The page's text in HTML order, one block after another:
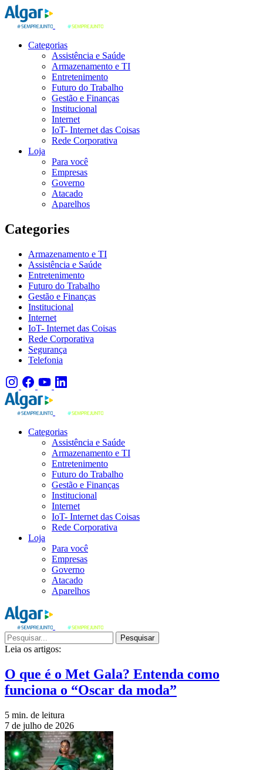
Categorias
Assistência e Saúde
Armazenamento e TI
Entretenimento
Futuro do Trabalho
Gestão e Finanças
Institucional
Internet
IoT- Internet das Coisas
Rede Corporativa
Loja
Para você
Empresas
Governo
Atacado
Aparelhos
Categories
Armazenamento e TI
Assistência e Saúde
Entretenimento
Futuro do Trabalho
Gestão e Finanças
Institucional
Internet
IoT- Internet das Coisas
Rede Corporativa
Segurança
Telefonia
Categorias
Assistência e Saúde
Armazenamento e TI
Entretenimento
Futuro do Trabalho
Gestão e Finanças
Institucional
Internet
IoT- Internet das Coisas
Rede Corporativa
Loja
Para você
Empresas
Governo
Atacado
Aparelhos
Pesquisar
Leia os artigos:
O que é o Met Gala? Entenda como
funciona o “Oscar da moda”
5 min. de leitura
7 de julho de 2026